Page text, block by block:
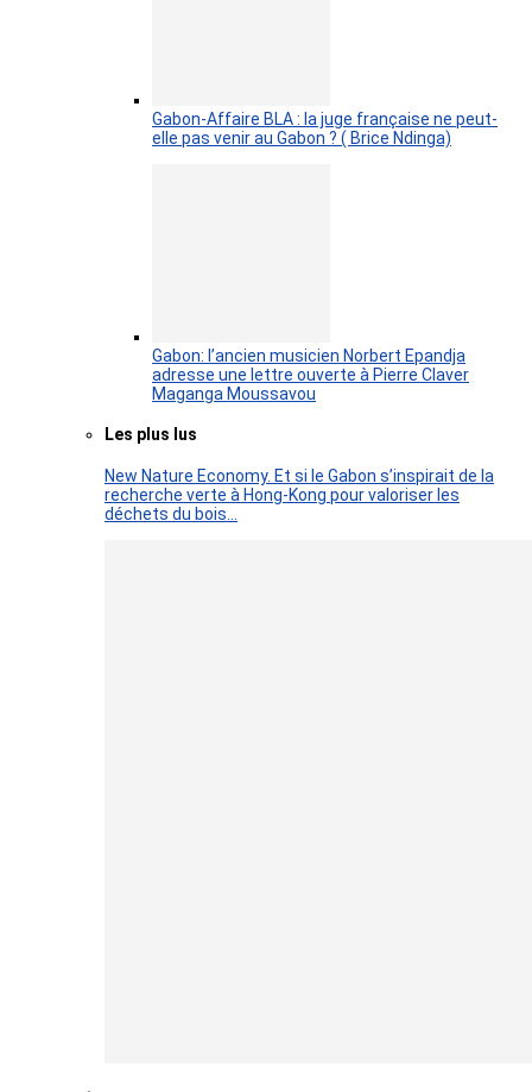
Gabon-Affaire BLA : la juge française ne peut-
elle pas venir au Gabon ? ( Brice Ndinga)
Gabon: l’ancien musicien Norbert Epandja
adresse une lettre ouverte à Pierre Claver
Maganga Moussavou
Les plus lus
New Nature Economy. Et si le Gabon s’inspirait de la
recherche verte à Hong-Kong pour valoriser les
déchets du bois…